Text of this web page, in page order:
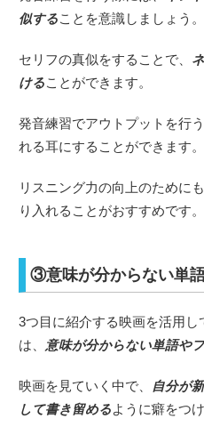
似することを意識しましょう。
セリフの真似をすることで、
けることができます。
発音練習でアウトプットを行
れる耳にすることができます。
リスニング力の向上のために
り入れることがおすすめです。
③意味が分からない単
3つ目に紹介する映画を活用
は、 意味が分からない単語や
映画を見ていく中で、
自分が
して書き留めるように癖をつ